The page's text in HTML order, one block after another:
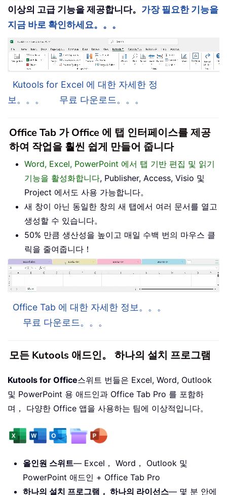
이상의 고급 기능을 제공합니다。 가장 필요한 기능을
지금 바로 확인하세요。。。
Kutools for Excel 에 대한 자세한 정
보。。。
무료 다운로드。。。
Office Tab 가 Office 에 탭 인터페이스를 제공
하여 작업을 훨씬 쉽게 만들어 줍니다
Word, Excel, PowerPoint 에서 탭 기반 편집 및 읽기
기능을 활성화합니다, Publisher, Access, Visio 및
Project 에서도 사용 가능합니다。
새 창이 아닌 동일한 창의 새 탭에서 여러 문서를 열고
생성할 수 있습니다。
50% 만큼 생산성을 높이고 매일 수백 번의 마우스 클
릭을 줄여줍니다！
Office Tab 에 대한 자세한 정보。。。
무료 다운로드。。。
모든 Kutools 애드인。 하나의 설치 프로그램
Kutools for Office스위트 번들은 Excel, Word, Outlook
및 PowerPoint 용 애드인과 Office Tab Pro 를 포함하
며， 다양한 Office 앱을 사용하는 팀에 이상적입니다。
올인원 스위트— Excel， Word， Outlook 및
PowerPoint 애드인 + Office Tab Pro
하나의 설치 프로그램， 하나의 라이선스— 몇 분 안에